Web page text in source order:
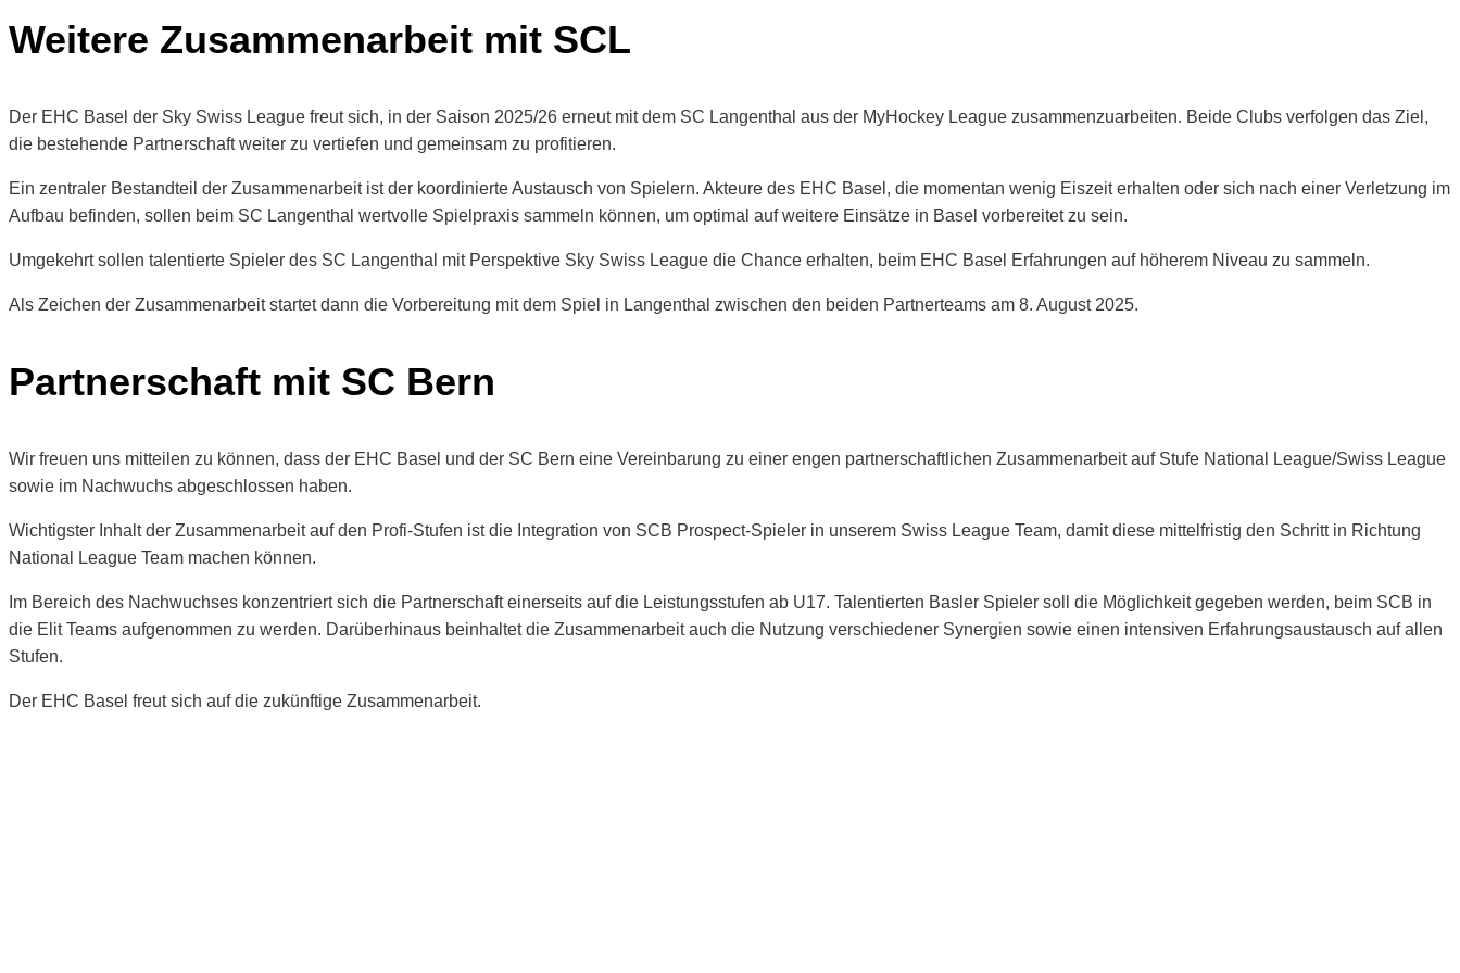
Weitere Zusammenarbeit mit SCL
Der EHC Basel der Sky Swiss League freut sich, in der Saison 2025/26 erneut mit dem SC Langenthal aus der MyHockey League zusammenzuarbeiten. Beide Clubs verfolgen das Ziel,
die bestehende Partnerschaft weiter zu vertiefen und gemeinsam zu profitieren.
Ein zentraler Bestandteil der Zusammenarbeit ist der koordinierte Austausch von Spielern. Akteure des EHC Basel, die momentan wenig Eiszeit erhalten oder sich nach einer Verletzung im
Aufbau befinden, sollen beim SC Langenthal wertvolle Spielpraxis sammeln können, um optimal auf weitere Einsätze in Basel vorbereitet zu sein.
Umgekehrt sollen talentierte Spieler des SC Langenthal mit Perspektive Sky Swiss League die Chance erhalten, beim EHC Basel Erfahrungen auf höherem Niveau zu sammeln.
Als Zeichen der Zusammenarbeit startet dann die Vorbereitung mit dem Spiel in Langenthal zwischen den beiden Partnerteams am 8. August 2025.
Partnerschaft mit SC Bern
Wir freuen uns mitteilen zu können, dass der EHC Basel und der SC Bern eine Vereinbarung zu einer engen partnerschaftlichen Zusammenarbeit auf Stufe National League/Swiss League
sowie im Nachwuchs abgeschlossen haben.
Wichtigster Inhalt der Zusammenarbeit auf den Profi-Stufen ist die Integration von SCB Prospect-Spieler in unserem Swiss League Team, damit diese mittelfristig den Schritt in Richtung
National League Team machen können.
Im Bereich des Nachwuchses konzentriert sich die Partnerschaft einerseits auf die Leistungsstufen ab U17. Talentierten Basler Spieler soll die Möglichkeit gegeben werden, beim SCB in
die Elit Teams aufgenommen zu werden. Darüberhinaus beinhaltet die Zusammenarbeit auch die Nutzung verschiedener Synergien sowie einen intensiven Erfahrungsaustausch auf allen
Stufen.
Der EHC Basel freut sich auf die zukünftige Zusammenarbeit.